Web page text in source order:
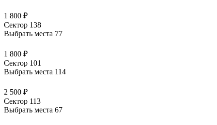
1 800 ₽
Сектор 138
Выбрать места 77
1 800 ₽
Сектор 101
Выбрать места 114
2 500 ₽
Сектор 113
Выбрать места 67